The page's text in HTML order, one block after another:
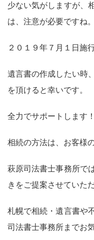
少ない気がしますが、
は、注意が必要ですね。
２０１９年７月１日施
遺言書の作成したい時
を頂けると幸いです。
全力でサポートします！
相続の方法は、お客様
萩原司法書士事務所で
きをご提案させていた
札幌で相続・遺言書や
司法書士事務所までお